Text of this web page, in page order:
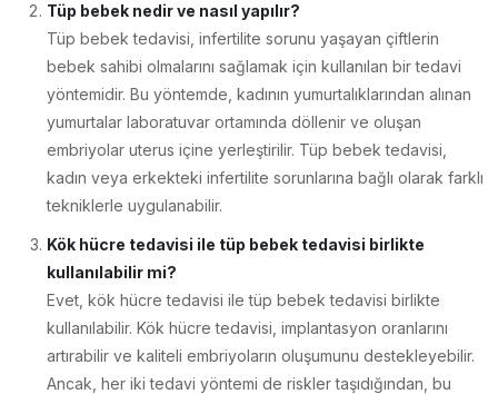
Tüp bebek nedir ve nasıl yapılır?
Tüp bebek tedavisi, infertilite sorunu yaşayan çiftlerin
bebek sahibi olmalarını sağlamak için kullanılan bir tedavi
yöntemidir. Bu yöntemde, kadının yumurtalıklarından alınan
yumurtalar laboratuvar ortamında döllenir ve oluşan
embriyolar uterus içine yerleştirilir. Tüp bebek tedavisi,
kadın veya erkekteki infertilite sorunlarına bağlı olarak farklı
tekniklerle uygulanabilir.
Kök hücre tedavisi ile tüp bebek tedavisi birlikte
kullanılabilir mi?
Evet, kök hücre tedavisi ile tüp bebek tedavisi birlikte
kullanılabilir. Kök hücre tedavisi, implantasyon oranlarını
artırabilir ve kaliteli embriyoların oluşumunu destekleyebilir.
Ancak, her iki tedavi yöntemi de riskler taşıdığından, bu